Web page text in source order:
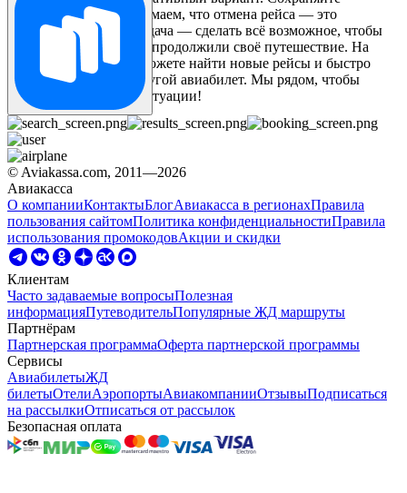
спокойствие. Мы понимаем, что отмена рейса — это
неприятно, но наша задача — сделать всё возможное, чтобы
вы как можно быстрее продолжили своё путешествие. На
Авиакасса вы всегда можете найти новые рейсы и быстро
заменить отмену на другой авиабилет. Мы рядом, чтобы
помочь вам в любой ситуации!
© Aviakassa.com, 2011—2026
Авиакасса
О компанииКонтактыБлогАвиакасса в регионахПравила
пользования сайтомПолитика конфиденциальностиПравила
использования промокодовАкции и скидки
Клиентам
Часто задаваемые вопросыПолезная
информацияПутеводительПопулярные ЖД маршруты
Партнёрам
Партнерская программаОферта партнерской программы
Сервисы
АвиабилетыЖД
билетыОтелиАэропортыАвиакомпанииОтзывыПодписаться
на рассылкиОтписаться от рассылок
Безопасная оплата